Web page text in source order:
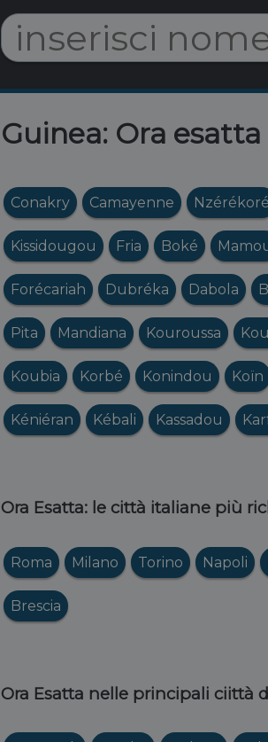
Guinea: Ora
Conakry Camayenne Nzérékoré
Kissidougou Fria Boké
Forécariah Dubréka Dabola
Pita Mandiana Kouroussa
Koubia Korbé Konindou Koïn
Kéniéran Kébali Kassadou
Ora Esatta: le città italiane più
Roma Milano Torino Napoli
Brescia
Ora Esatta nelle principali ciittà